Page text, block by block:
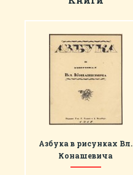
Азбука в рисунках Вл.
Конашевича